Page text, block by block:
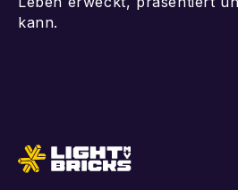
kann.